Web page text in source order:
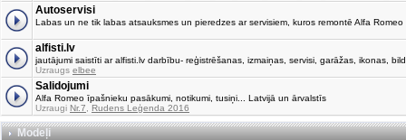
Autoservisi
Labas un ne tik labas atsauksmes un pieredzes ar servisiem, kuros remontē Alfa Romeo
alfisti.lv
jautājumi saistīti ar alfisti.lv darbību- reģistrēšanas, izmaiņas, servisi, garāžas, ikonas,
Uzraugs elbee
Salidojumi
Alfa Romeo īpašnieku pasākumi, notikumi, tusiņi... Latvijā un ārvalstīs
Uzraugi Nr.7 Rudens Leģenda 2016
Modeļi